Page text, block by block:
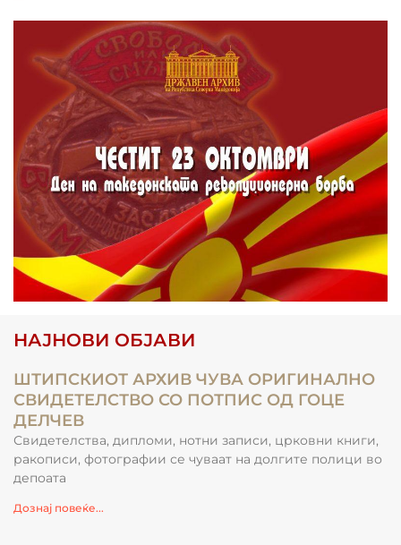
НАЈНОВИ ОБЈАВИ
ШТИПСКИОТ АРХИВ ЧУВА ОРИГИНАЛНО
СВИДЕТЕЛСТВО СО ПОТПИС ОД ГОЦЕ
ДЕЛЧЕВ
Свидетелства, дипломи, нотни записи, црковни книги,
ракописи, фотографии се чуваат на долгите полици во
депоата
Дознај повеќе...